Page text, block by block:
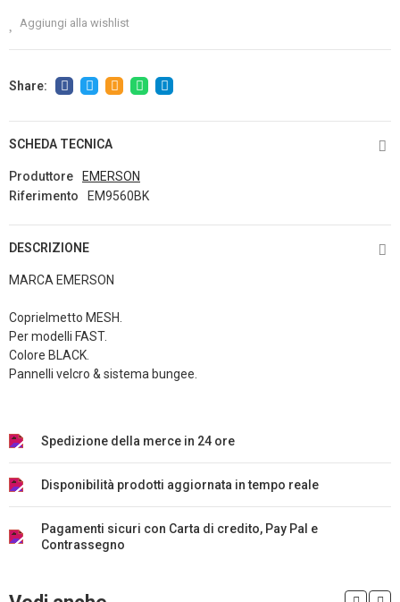
Aggiungi alla wishlist
SCHEDA TECNICA
Produttore
EMERSON
Riferimento
EM9560BK
DESCRIZIONE
MARCA EMERSON
Coprielmetto MESH.
Per modelli FAST.
Colore BLACK.
Pannelli velcro & sistema bungee.
Spedizione della merce in 24 ore
Disponibilità prodotti aggiornata in tempo reale
Pagamenti sicuri con Carta di credito, Pay Pal e
Contrassegno